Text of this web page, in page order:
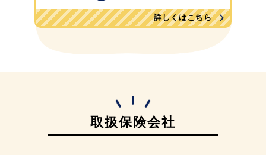
詳しくはこちら
取扱保険会社